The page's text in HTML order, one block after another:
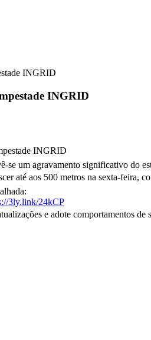
INGRID
INGRID
se um agravamento significativo do
até aos 500 metros na sexta-feira,
3ly.link/24kCP
e adote comportamentos de